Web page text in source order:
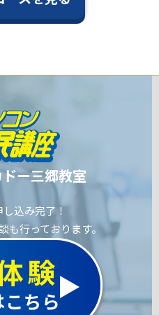
ー三郷教室
込み完了！
も行っております。
験
ちら